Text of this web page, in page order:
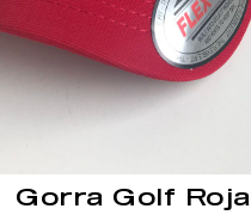
Gorra Golf Roja